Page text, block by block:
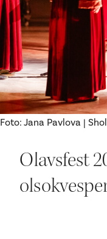
Ditt
Foto: Jana Pavlova |
Olavsfest